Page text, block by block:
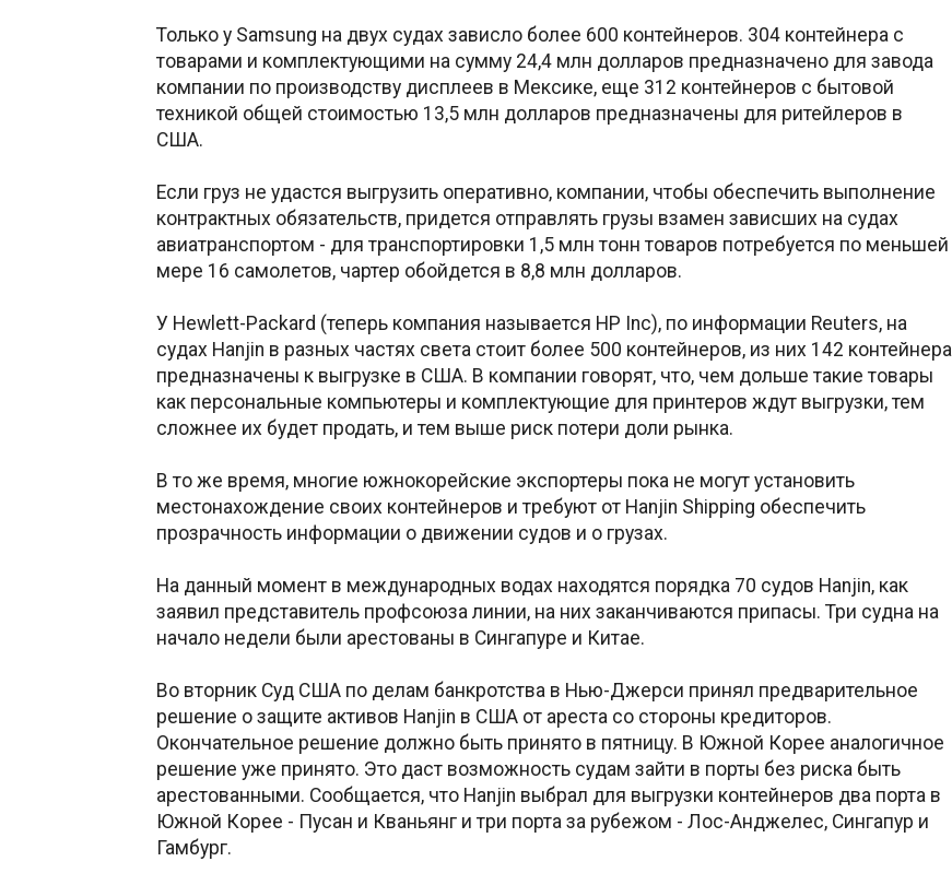
Только у Samsung на двух судах зависло более 600 контейнеров. 304 контейнера с
товарами и комплектующими на сумму 24,4 млн долларов предназначено для завода
компании по производству дисплеев в Мексике, еще 312 контейнеров с бытовой
техникой общей стоимостью 13,5 млн долларов предназначены для ритейлеров в
США.
Если груз не удастся выгрузить оперативно, компании, чтобы обеспечить выполнение
контрактных обязательств, придется отправлять грузы взамен зависших на судах
авиатранспортом - для транспортировки 1,5 млн тонн товаров потребуется по меньшей
мере 16 самолетов, чартер обойдется в 8,8 млн долларов.
У Hewlett-Packard (теперь компания называется HP Inc), по информации Reuters, на
судах Hanjin в разных частях света стоит более 500 контейнеров, из них 142 контейнера
предназначены к выгрузке в США. В компании говорят, что, чем дольше такие товары
как персональные компьютеры и комплектующие для принтеров ждут выгрузки, тем
сложнее их будет продать, и тем выше риск потери доли рынка.
В то же время, многие южнокорейские экспортеры пока не могут установить
местонахождение своих контейнеров и требуют от Hanjin Shipping обеспечить
прозрачность информации о движении судов и о грузах.
На данный момент в международных водах находятся порядка 70 судов Hanjin, как
заявил представитель профсоюза линии, на них заканчиваются припасы. Три судна на
начало недели были арестованы в Сингапуре и Китае.
Во вторник Суд США по делам банкротства в Нью-Джерси принял предварительное
решение о защите активов Hanjin в США от ареста со стороны кредиторов.
Окончательное решение должно быть принято в пятницу. В Южной Корее аналогичное
решение уже принято. Это даст возможность судам зайти в порты без риска быть
арестованными. Сообщается, что Hanjin выбрал для выгрузки контейнеров два порта в
Южной Корее - Пусан и Кваньянг и три порта за рубежом - Лос-Анджелес, Сингапур и
Гамбург.